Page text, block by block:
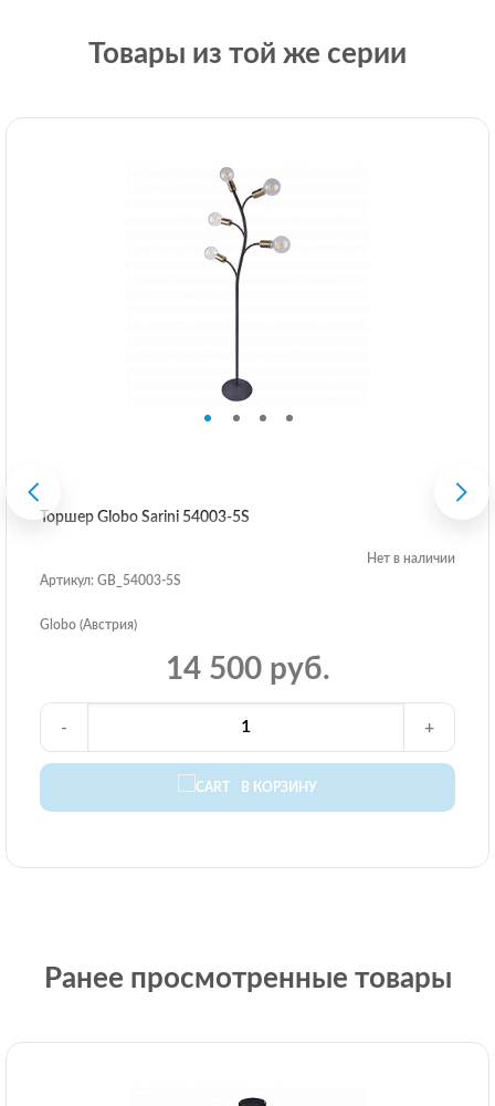
Товары из той же серии
Торшер Globo Sarini 54003-5S
Нет в наличии
Артикул: GB_54003-5S
Globo (Австрия)
14 500 руб.
В КОРЗИНУ
- +
Ранее просмотренные товары